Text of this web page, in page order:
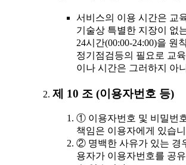
서비스의 이용 시간은 교
기술상 특별한 지장이 없
24시간(00:00-24:00)을 원
정기점검등의 필요로 교
이나 시간은 그러하지 아
제 10 조 (이용자번호 등)
① 이용자번호 및 비밀번
책임은 이용자에게 있습
② 명백한 사유가 있는 경
용자가 이용자번호를 공